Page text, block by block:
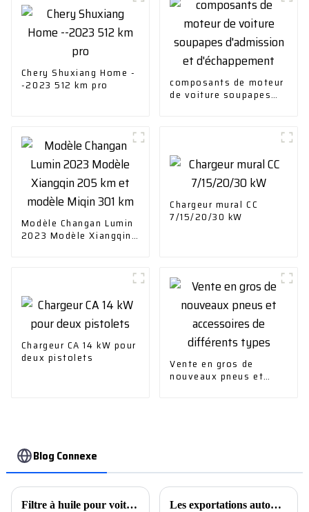
Chery Shuxiang Home -
-2023 512 km pro
composants de moteur
de voiture soupapes
Modèle Changan Lumin
2023 Modèle Xiangqin
Chargeur mural CC
7/15/20/30 kW
Chargeur CA 14 kW pour
deux pistolets
Vente en gros de
nouveaux pneus et
Blog Connexe
Filtre à huile pour voiture Les exportations automobiles ont continué à bien se comporter au cours des deux premiers mois, avec une croissance annuelle de plus de 30 %